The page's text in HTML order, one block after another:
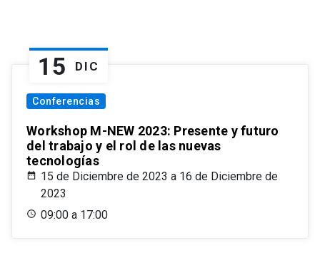
15 DIC
Conferencias
Workshop M-NEW 2023: Presente y futuro
del trabajo y el rol de las nuevas
tecnologías
15 de Diciembre de 2023 a 16 de Diciembre de
2023
09:00 a 17:00